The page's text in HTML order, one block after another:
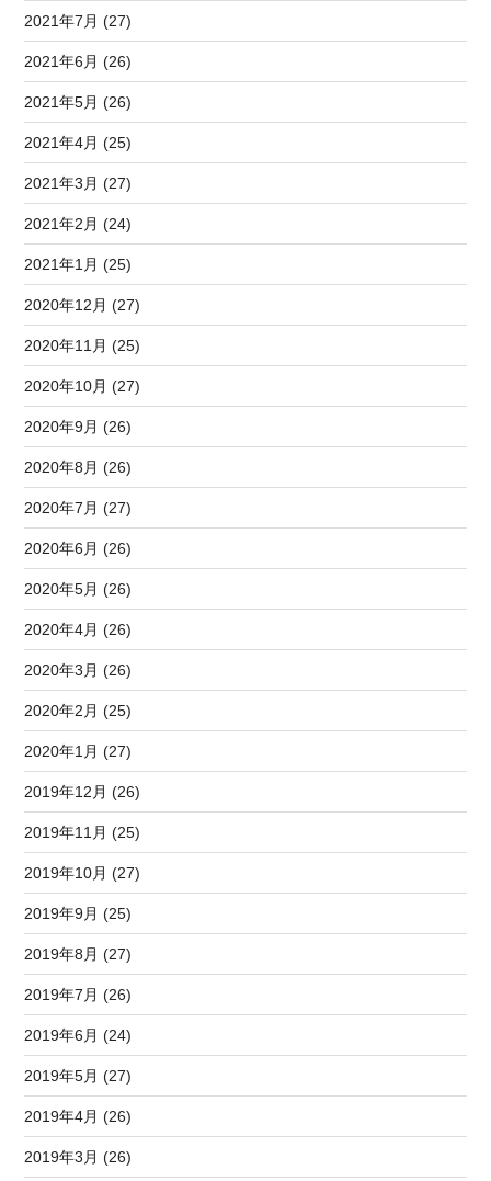
2021年7月 (27)
2021年6月 (26)
2021年5月 (26)
2021年4月 (25)
2021年3月 (27)
2021年2月 (24)
2021年1月 (25)
2020年12月 (27)
2020年11月 (25)
2020年10月 (27)
2020年9月 (26)
2020年8月 (26)
2020年7月 (27)
2020年6月 (26)
2020年5月 (26)
2020年4月 (26)
2020年3月 (26)
2020年2月 (25)
2020年1月 (27)
2019年12月 (26)
2019年11月 (25)
2019年10月 (27)
2019年9月 (25)
2019年8月 (27)
2019年7月 (26)
2019年6月 (24)
2019年5月 (27)
2019年4月 (26)
2019年3月 (26)